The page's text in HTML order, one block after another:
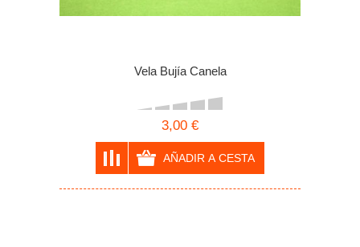
Vela Bujía Canela
3,00 €